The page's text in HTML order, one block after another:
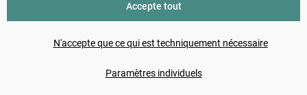
Waveshare ST-Link/V2 (mini)
Module SV-610 433MHz TTL
Paramètres individuels
N'accepte que ce qui est techniquement nécessaire
Accepte tout